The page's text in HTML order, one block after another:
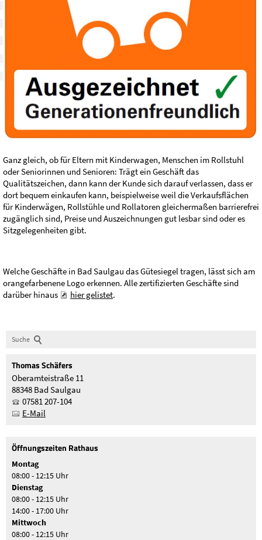
Ganz gleich, ob für Eltern mit Kinderwagen, Menschen im Rollstuhl
oder Seniorinnen und Senioren: Trägt ein Geschäft das
Qualitätszeichen, dann kann der Kunde sich darauf verlassen, dass er
dort bequem einkaufen kann, beispielweise weil die Verkaufsflächen
für Kinderwägen, Rollstühle und Rollatoren gleichermaßen barrierefrei
zugänglich sind, Preise und Auszeichnungen gut lesbar sind oder es
Sitzgelegenheiten gibt.
Welche Geschäfte in Bad Saulgau das Gütesiegel tragen, lässt sich am
orangefarbenene Logo erkennen. Alle zertifizierten Geschäfte sind
darüber hinaus
hier gelistet.
Suche
ThomasSchäfers
Oberamteistraße 11
88348 Bad Saulgau
07581 207-104
E-Mail
Öffnungszeiten Rathaus
Montag
08:00 - 12:15 Uhr
Dienstag
08:00 - 12:15 Uhr
14:00 - 17:00 Uhr
Mittwoch
08:00 - 12:15 Uhr